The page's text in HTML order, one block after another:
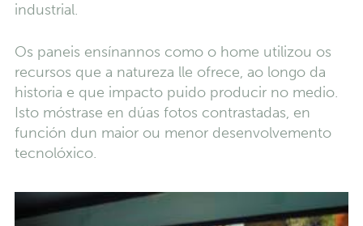
industrial.
Os paneis ensínannos como o home utilizou os
recursos que a natureza lle ofrece, ao longo da
historia e que impacto puido producir no medio.
Isto móstrase en dúas fotos contrastadas, en
función dun maior ou menor desenvolvemento
tecnolóxico.